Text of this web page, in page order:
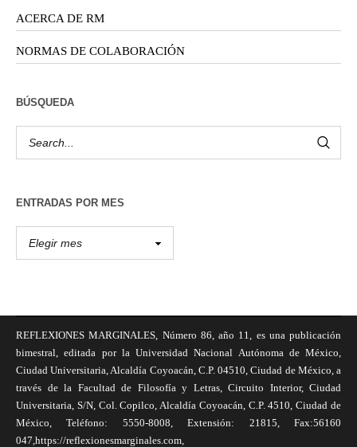
ACERCA DE RM
NORMAS DE COLABORACIÓN
BÚSQUEDA
ENTRADAS POR MES
REFLEXIONES MARGINALES, Número 86, año 11, es una publicación
bimestral, editada por la Universidad Nacional Autónoma de México,
Ciudad Universitaria, Alcaldía Coyoacán, C.P. 04510, Ciudad de México, a
través de la Facultad de Filosofía y Letras, Circuito Interior, Ciudad
Universitaria, S/N, Col. Copilco, Alcaldía Coyoacán, C.P. 4510, Ciudad de
México, Teléfono: 5550-8008, Extensión: 21815, Fax:56160
047,https://reflexionesmarginales.com,